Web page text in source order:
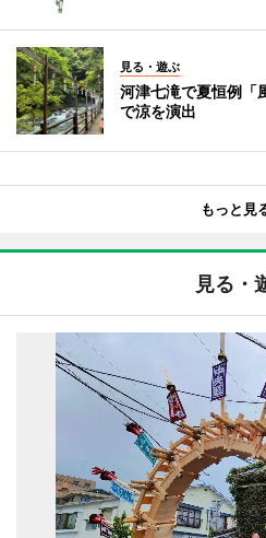
見る・遊ぶ
河津七滝で夏恒例
で涼を演出
もっと見
見る・